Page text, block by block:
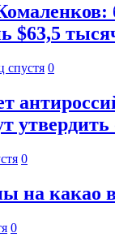
$63,5
спустя 0
0
на какао
0